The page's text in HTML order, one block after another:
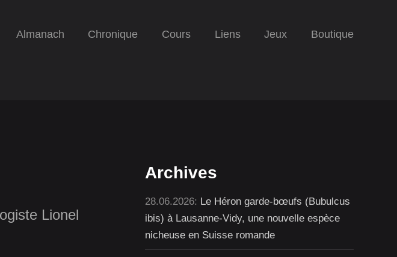
Almanach Chronique Cours Liens Jeux Boutique
Lionel
Archives
28.06.2026: Le Héron garde-bœufs (Bubulcus
ibis) à Lausanne-Vidy, une nouvelle espèce
nicheuse en Suisse romande